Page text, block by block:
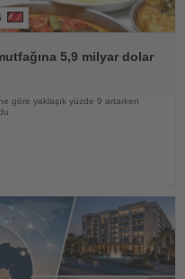
5,9 milyar dolar
göre yaklaşık yüzde 9 artarken